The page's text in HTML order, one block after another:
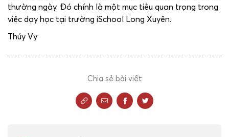
thường ngày. Đó chính là một mục tiêu quan trọng trong
việc dạy học tại trường iSchool Long Xuyên.
Thúy Vy
Chia sẻ bài viết